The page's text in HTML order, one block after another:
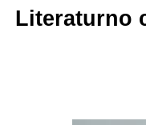
Literaturno